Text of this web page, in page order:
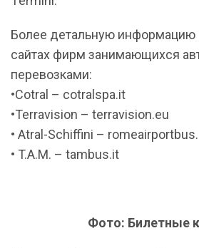
Более детальную информацию
сайтах фирм занимающихся
перевозками:
•Cotral – cotralspa.it
•Terravision – terravision.eu
• Atral-Schiffini –
• T.A.M. – tambus.it
Фото: Билетные